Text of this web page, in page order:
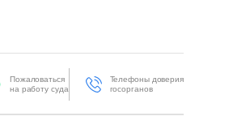
Пожаловаться
на работу суда
Телефоны доверия
госорганов